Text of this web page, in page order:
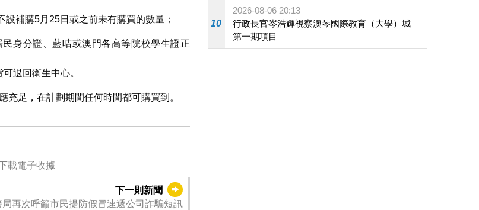
補購5月25日或之前未有購買的數量；
身分證、藍咭或澳門各高等院校學生證正
退回衛生中心。
充足，在計劃期間任何時間都可購買到。
載電子收據
下一則新聞
局再次呼籲市民提防假冒速遞公司詐騙短訊
10
2026-08-06 20:13
行政長官岑浩輝視察澳琴國際教育（大學）城
第一期項目